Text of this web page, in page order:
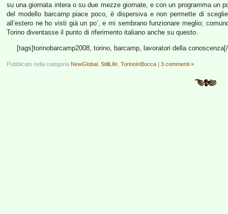
su una giornata intera o su due mezze giornate, e con un programma un
del modello barcamp piace poco, è dispersiva e non permette di
all’estero ne ho visti già un po’, e mi sembrano funzionare meglio;
Torino diventasse il punto di riferimento italiano anche su questo.
[tags]torinobarcamp2008, torino, barcamp, lavoratori della
Pubblicato nella categoria NewGlobal StillLife TorinoInBocca | 3 commenti »